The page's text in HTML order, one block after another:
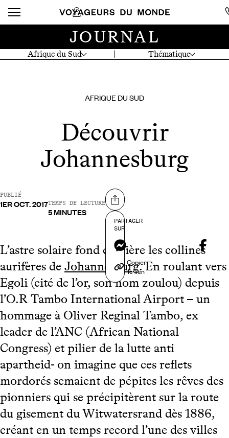
Afrique du Sud Thématique
JOURNAL
AFRIQUE DU SUD
Découvrir
Johannesburg
PUBLIÉ
1ER OCT. 2017TEMPS DE LECTURE
5 MINUTES
Partager sur
PARTAGER
SUR
Messenger
Copier
le lien
L’astre solaire fond derrière les collines
aurifères de Johannesburg. En roulant vers
Egoli (cité de l’or, son nom zoulou) depuis
l’O.R Tambo International Airport – un
hommage à Oliver Reginal Tambo, ex
leader de l’ANC (African National
Congress) et pilier de la lutte anti
apartheid- on imagine que ces reflets
mordorés semaient de pépites les rêves des
pionniers qui se précipitèrent sur la route
du gisement du Witwatersrand dès 1886,
créant en un temps record l’une des villes